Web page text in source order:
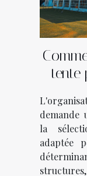
tente
demande
la
adaptée